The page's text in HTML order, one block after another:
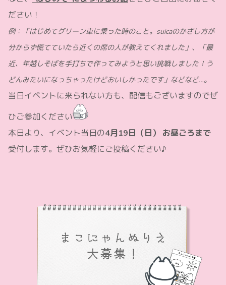
ださい！
例：「はじめてグリーン車に乗った時のこと。suicaのかざし方が
分からず慌てていたら近くの席の人が教えてくれました」、「最
近、年越しそばを手打ちで作ってみようと思い挑戦しました！う
どんみたいになっちゃったけどおいしかったです」などなど…。
当日イベントに来られない方も、配信もございますのでぜ
ひご参加ください
本日より、イベント当日の4月19日（日） お昼ごろまで
受付します。ぜひお気軽にご投稿ください♪